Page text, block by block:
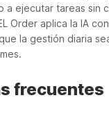
a ejecutar tareas sin
Order aplica la IA
la gestión diaria
frecuentes